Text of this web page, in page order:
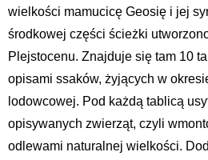
wielkości mamucicę Geosię i jej
środkowej części ścieżki
Plejstocenu. Znajduje się tam 10
opisami ssaków, żyjących w
lodowcowej. Pod każdą tablicą
opisywanych zwierząt, czyli
odlewami naturalnej wielkości.